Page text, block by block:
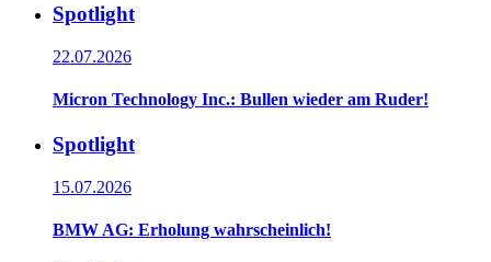
Spotlight
22.07.2026
Micron Technology Inc.: Bullen wieder am Ruder!
Spotlight
15.07.2026
BMW AG: Erholung wahrscheinlich!